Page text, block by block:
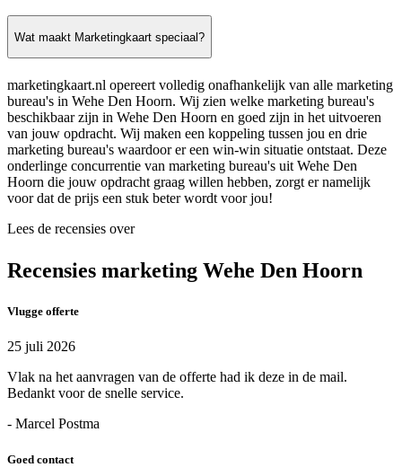
Wat maakt Marketingkaart speciaal?
marketingkaart.nl opereert volledig onafhankelijk van alle marketing
bureau's in Wehe Den Hoorn. Wij zien welke marketing bureau's
beschikbaar zijn in Wehe Den Hoorn en goed zijn in het uitvoeren
van jouw opdracht. Wij maken een koppeling tussen jou en drie
marketing bureau's waardoor er een win-win situatie ontstaat. Deze
onderlinge concurrentie van marketing bureau's uit Wehe Den
Hoorn die jouw opdracht graag willen hebben, zorgt er namelijk
voor dat de prijs een stuk beter wordt voor jou!
Lees de recensies over
Recensies marketing Wehe Den Hoorn
Vlugge offerte
25 juli 2026
Vlak na het aanvragen van de offerte had ik deze in de mail.
Bedankt voor de snelle service.
- Marcel Postma
Goed contact